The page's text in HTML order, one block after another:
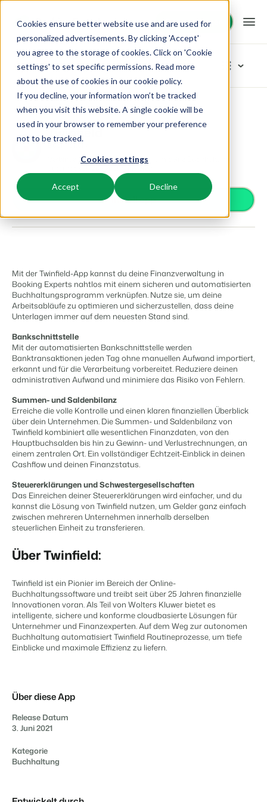
Cookies ensure better website use and are used for
personalized advertisements. By clicking 'Accept'
you agree to the storage of cookies. Click on 'Cookie
settings' to set specific permissions. Read more
about the use of cookies in our cookie policy.
If you decline, your information won’t be tracked
when you visit this website. A single cookie will be
used in your browser to remember your preference
not to be tracked.
Cookies settings
Accept Decline
Demo anfragen
Demo anfragen
Plattform
BEX PMS
PMS
Verwalte alle Backoffice Abläufe.
Vermarkte dein Angebot auf verschiedenen Channels.
Business Intelligence
Triff Entscheidungen, die sich auf Zahlen und Fakten beruhen.
Eigentümerverwaltung
Zeige dich gegenüber Fewo- Eigentümern transparent.
Wechseln
Website Integration
Du hast bereits eine Website? Binde sie ein!
BEX CMS
Website für Vermietungen
Lass deine Marke mit unserem Webbaukasten aufblühen.
Generiere Leads für den Verkauf deiner Ferienimmobilie.
Begrüße Gäste in ihrer Landessprache.
Marketing
Online-Marketing
Immobilien Marketing
Dein Projekt im Handumdrehen ausverkauft.
Premium BI-Tool
Unsere Lösungen
BEX für:
Ferienhäuser, Bungalows, Mobilheime und Weinfässer.
Stellplätze, Camping, Glamping und Zelten.
Hotels
Hotelzimmer, Appartements, B&Bs und Pensionen.
Vermietungsagenturen
Exklusive Vermietung und Reseller.
Projektentwicklung
Immobilien und Neubauprojekte.
Ferienparkgruppen und -ketten
Ketten und eigenständige Marken
Ressourcen
Wissenswertes
BEX Educate | Pro
Weiter lernen, weiter führen in der Freizeitbranche
Events
Lerne uns auf verschiedenen Veranstaltungen kennen.
Das sagen unsere Nutzer.
Kontakt
Customer Success
Erhalte Antworten auf deine Fragen.
Wechseln
Bist du bereit für den nächsten Schritt?
Partnerprogramme
Lass uns gemeinsam die Branche transformieren.
Software Entwickler
Vertrauen bei Booking Experts
Über uns
Customer Success
Jobs
Finde hier deinen neuen Traumjob!
Kontakt
Preise
Kundenstories
Für Campingplätze
Wechseln
Anmelden
DE
App Store
Kategorien durchstöbern
Zutrittskontrolle
Zahlungsanbieter
Zahlungen erhalten
Distribution
Vermarkte dein Angebot auf verschiedenen Plattformen
Gästeerlebnis
Optimiere das Gästeerlebnis
Content Management
Integriere mit jedem CMS
Facility Management
Optimiere deine Betriebsabläufe
Optimalisiere dein Pricing
Compliance Management
Gesetzeskonforme Unternehmensführung
Buchhaltung
POS-Systeme
Verbinde Kassensystem und PMS
Kommunikation
Strukturiere deine Gästekommunikatiom
Energiesysteme
Die passende App nicht dabei?
APPS
Kontaktiere unsere Berater, um
besprechen.
Kontaktiere uns
Kontaktiere uns Demo anfragen
App Store Buchhaltung Twinfield
Twinfield
Verbinde deine Twinfield-Konten, um deine Buchhaltung
Install app
Mit der Twinfield-App kannst du deine Finanzverwaltung in
Booking Experts nahtlos mit einem sicheren und automatisierten
Buchhaltungsprogramm verknüpfen. Nutze sie, um deine
Arbeitsabläufe zu optimieren und sicherzustellen, dass deine
Unterlagen immer auf dem neuesten Stand sind.
Bankschnittstelle
Mit der automatisierten Bankschnittstelle werden
Banktransaktionen jeden Tag ohne manuellen Aufwand importiert,
erkannt und für die Verarbeitung vorbereitet. Reduziere deinen
administrativen Aufwand und minimiere das Risiko von Fehlern.
Summen- und Saldenbilanz
Erreiche die volle Kontrolle und einen klaren finanziellen Überblick
über dein Unternehmen. Die Summen- und Saldenbilanz von
Twinfield kombiniert alle wesentlichen Finanzdaten, von den
Hauptbuchsalden bis hin zu Gewinn- und Verlustrechnungen, an
einem zentralen Ort. Ein vollständiger Echtzeit-Einblick in deinen
Cashflow und deinen Finanzstatus.
Steuererklärungen und Schwestergesellschaften
Das Einreichen deiner Steuererklärungen wird einfacher, und du
kannst die Lösung von Twinfield nutzen, um Gelder ganz einfach
zwischen mehreren Unternehmen innerhalb derselben
steuerlichen Einheit zu transferieren.
Über Twinfield:
Twinfield ist ein Pionier im Bereich der Online-
Buchhaltungssoftware und treibt seit über 25 Jahren finanzielle
Innovationen voran. Als Teil von Wolters Kluwer bietet es
intelligente, sichere und konforme cloudbasierte Lösungen für
Unternehmer und Finanzexperten. Auf dem Weg zur autonomen
Buchhaltung automatisiert Twinfield Routineprozesse, um tiefe
Einblicke und maximale Effizienz zu liefern.
Über diese App
Release Datum
3. Juni 2021
Kategorie
Buchhaltung